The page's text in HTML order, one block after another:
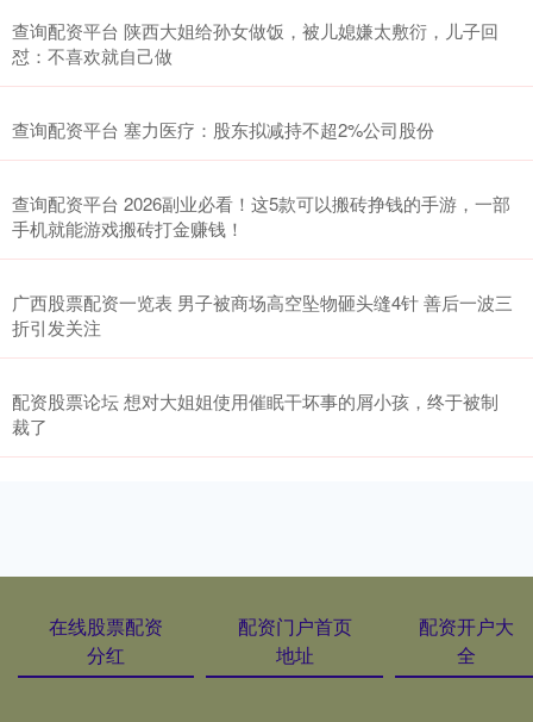
查询配资平台 陕西大姐给孙女做饭，被儿媳嫌太敷衍，儿子回
怼：不喜欢就自己做
查询配资平台 塞力医疗：股东拟减持不超2%公司股份
查询配资平台 2026副业必看！这5款可以搬砖挣钱的手游，一部
手机就能游戏搬砖打金赚钱！
广西股票配资一览表 男子被商场高空坠物砸头缝4针 善后一波三
折引发关注
配资股票论坛 想对大姐姐使用催眠干坏事的屑小孩，终于被制
裁了
在线股票配资
分红
配资门户首页
地址
配资开户大
全